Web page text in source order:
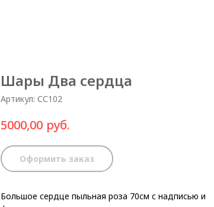
Шары Два сердца
Артикул: СС102
5000,00 руб.
Оформить заказ
Большое сердце пыльная роза 70см с надписью и